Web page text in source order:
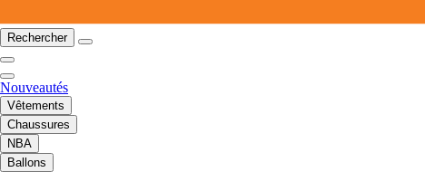
Rechercher
Nouveautés
Vêtements
Chaussures
NBA
Ballons